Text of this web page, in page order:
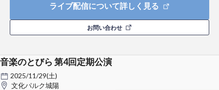
ライブ配信について詳しく見る
お問い合わせ
音楽のとびら 第4回定期公演
2025/11/29(土)
文化パルク城陽